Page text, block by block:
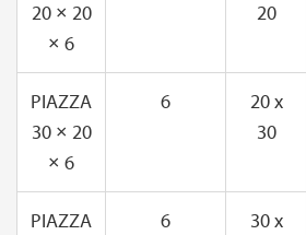
20 × 20
× 6
20
PIAZZA
30 × 20
× 6
6
20 x
30
PIAZZA
6
30 x